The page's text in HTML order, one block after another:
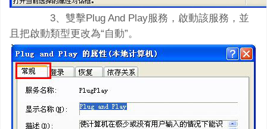
3、雙擊Plug And Play服務，啟動該服務，並
且把啟動類型更改為“自動”。